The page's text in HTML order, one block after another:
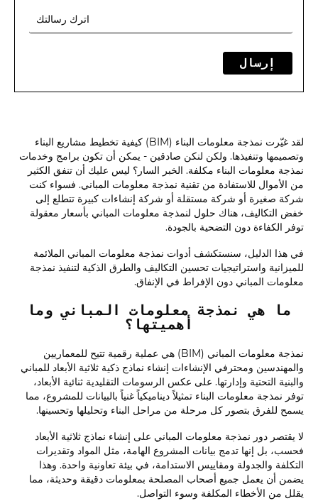
إرسال
لقد غيّرت نمذجة معلومات البناء (BIM) كيفية تخطيط مشاريع البناء
وتصميمها وتنفيذها. ولكن لنكن صادقين - يمكن أن تكون برامج وخدمات
نمذجة معلومات البناء مكلفة. الخبر السار؟ ليس عليك أن تنفق الكثير
من الأموال للاستفادة من تقنية نمذجة معلومات المباني. فسواء كنت
شركة صغيرة أو شركة مستقلة أو شركة إنشاءات كبيرة تتطلع إلى
خفض التكاليف، هناك حلول لنمذجة معلومات المباني بأسعار معقولة
توفر الكفاءة دون التضحية بالجودة.
في هذا الدليل، سنستكشف أدوات نمذجة معلومات المباني الملائمة
للميزانية واستراتيجيات تحسين التكاليف والطرق الذكية لتنفيذ نمذجة
معلومات المباني دون الإفراط في الإنفاق.
ما هي نمذجة معلومات المباني وما
أهميتها؟
نمذجة معلومات المباني (BIM) هي عملية رقمية تتيح للمعماريين
والمهندسين ومحترفي الإنشاءات إنشاء نماذج ذكية ثلاثية الأبعاد للمباني
والبنية التحتية وإدارتها. على عكس الرسومات التقليدية ثنائية الأبعاد،
توفر نمذجة معلومات البناء تمثيلاً ديناميكياً غنياً بالبيانات للمشروع، مما
يسمح للفرق بتصور كل مرحلة من مراحل البناء وتحليلها وتحسينها.
لا يقتصر دور نمذجة معلومات المباني على إنشاء نماذج ثلاثية الأبعاد
فحسب، بل إنها تدمج بيانات المشروع الهامة، مثل المواد وتقديرات
التكلفة والجدولة ومقاييس الاستدامة، في بيئة تعاونية واحدة. وهذا
يضمن أن يعمل جميع أصحاب المصلحة بمعلومات دقيقة وحديثة، مما
يقلل من الأخطاء المكلفة وسوء التواصل.